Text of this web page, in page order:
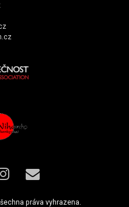
Instagram
E-mail
práva vyhrazena.